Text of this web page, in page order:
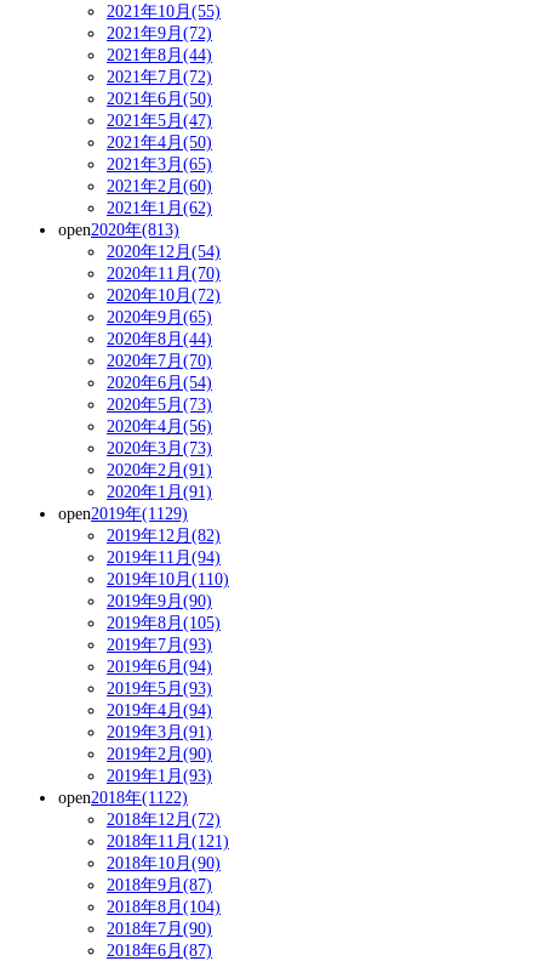
2021年10月(55)
2021年9月(72)
2021年8月(44)
2021年7月(72)
2021年6月(50)
2021年5月(47)
2021年4月(50)
2021年3月(65)
2021年2月(60)
2021年1月(62)
open2020年(813)
2020年12月(54)
2020年11月(70)
2020年10月(72)
2020年9月(65)
2020年8月(44)
2020年7月(70)
2020年6月(54)
2020年5月(73)
2020年4月(56)
2020年3月(73)
2020年2月(91)
2020年1月(91)
open2019年(1129)
2019年12月(82)
2019年11月(94)
2019年10月(110)
2019年9月(90)
2019年8月(105)
2019年7月(93)
2019年6月(94)
2019年5月(93)
2019年4月(94)
2019年3月(91)
2019年2月(90)
2019年1月(93)
open2018年(1122)
2018年12月(72)
2018年11月(121)
2018年10月(90)
2018年9月(87)
2018年8月(104)
2018年7月(90)
2018年6月(87)